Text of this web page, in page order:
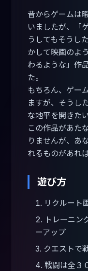
昔からゲームは
いましたが、「
うしてもそうし
かして映画のよ
わるような」作
た。
もちろん、ゲー
ますが、そうし
な地平を開きた
この作品があた
りませんが、あ
れるものがあれ
遊び方
リクルート
トレーニン
ーアップ
クエストで
戦闘は全３